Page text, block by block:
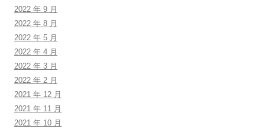
2022 年 9 月
2022 年 8 月
2022 年 5 月
2022 年 4 月
2022 年 3 月
2022 年 2 月
2021 年 12 月
2021 年 11 月
2021 年 10 月